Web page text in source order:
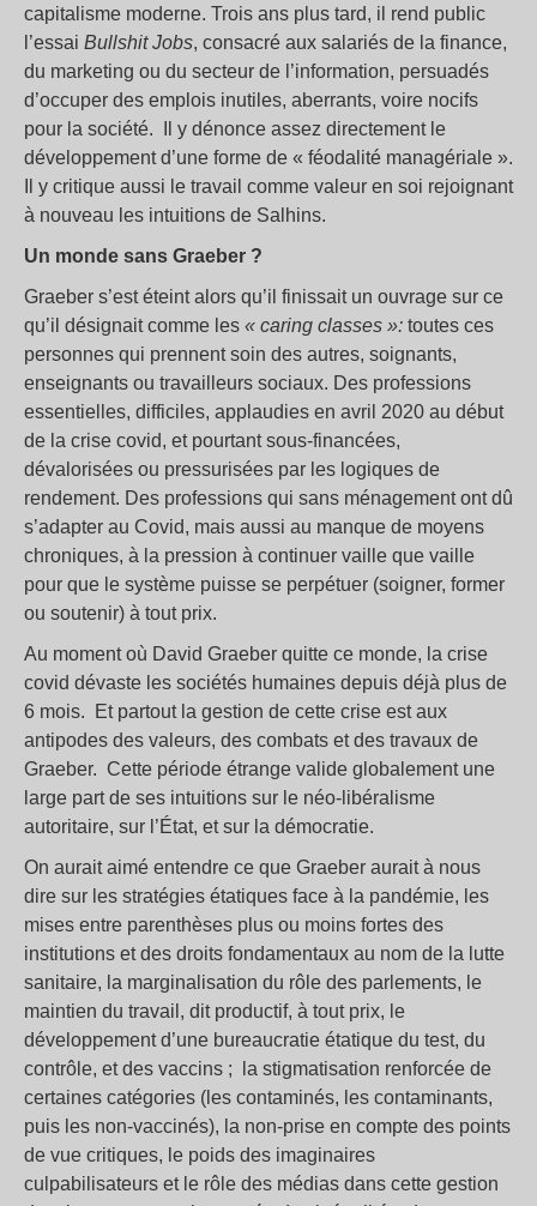
capitalisme moderne. Trois ans plus tard, il rend public
l’essai Bullshit Jobs, consacré aux salariés de la finance,
du marketing ou du secteur de l’information, persuadés
d’occuper des emplois inutiles, aberrants, voire nocifs
pour la société. Il y dénonce assez directement le
développement d’une forme de « féodalité managériale ».
Il y critique aussi le travail comme valeur en soi rejoignant
à nouveau les intuitions de Salhins.
Un monde sans Graeber ?
Graeber s’est éteint alors qu’il finissait un ouvrage sur ce
qu’il désignait comme les « caring classes »: toutes ces
personnes qui prennent soin des autres, soignants,
enseignants ou travailleurs sociaux. Des professions
essentielles, difficiles, applaudies en avril 2020 au début
de la crise covid, et pourtant sous-financées,
dévalorisées ou pressurisées par les logiques de
rendement. Des professions qui sans ménagement ont dû
s’adapter au Covid, mais aussi au manque de moyens
chroniques, à la pression à continuer vaille que vaille
pour que le système puisse se perpétuer (soigner, former
ou soutenir) à tout prix.
Au moment où David Graeber quitte ce monde, la crise
covid dévaste les sociétés humaines depuis déjà plus de
6 mois. Et partout la gestion de cette crise est aux
antipodes des valeurs, des combats et des travaux de
Graeber. Cette période étrange valide globalement une
large part de ses intuitions sur le néo-libéralisme
autoritaire, sur l’État, et sur la démocratie.
On aurait aimé entendre ce que Graeber aurait à nous
dire sur les stratégies étatiques face à la pandémie, les
mises entre parenthèses plus ou moins fortes des
institutions et des droits fondamentaux au nom de la lutte
sanitaire, la marginalisation du rôle des parlements, le
maintien du travail, dit productif, à tout prix, le
développement d’une bureaucratie étatique du test, du
contrôle, et des vaccins ; la stigmatisation renforcée de
certaines catégories (les contaminés, les contaminants,
puis les non-vaccinés), la non-prise en compte des points
de vue critiques, le poids des imaginaires
culpabilisateurs et le rôle des médias dans cette gestion